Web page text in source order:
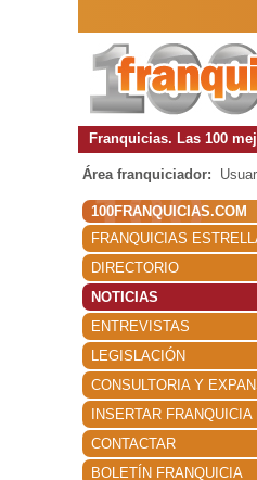
Franquicias. Las 100
Área franquiciador:
100FRANQUICIAS.COM
FRANQUICIAS
DIRECTORIO
NOTICIAS
ENTREVISTAS
LEGISLACIÓN
CONSULTORIA Y
INSERTAR FRANQUICIA
CONTACTAR
BOLETÍN FRANQUICIA